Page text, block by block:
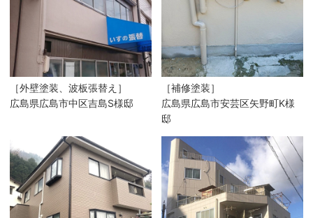
［外壁塗装、波板張替え］
広島県広島市中区吉島S様邸
［補修塗装］
広島県広島市安芸区矢野町K様
邸